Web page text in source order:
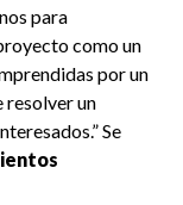
para
como un
por un
resolver un
Se